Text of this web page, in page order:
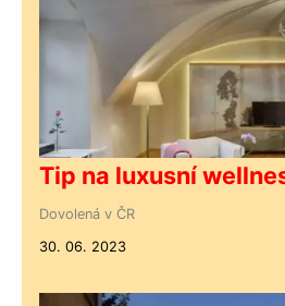
Tip na luxusní
Dovolená v ČR
30. 06. 2023